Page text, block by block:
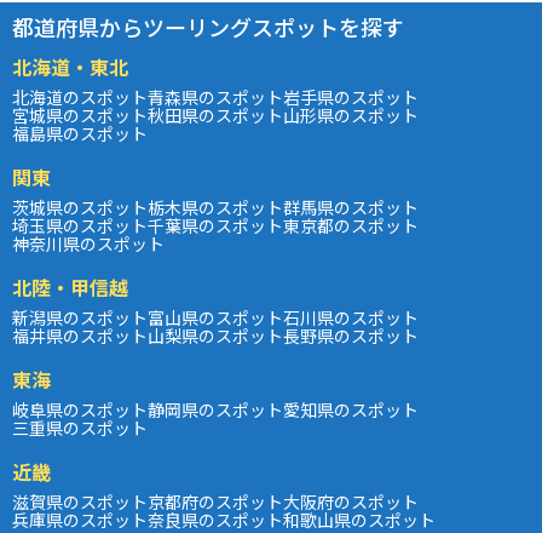
都道府県からツーリングスポットを探す
北海道・東北
北海道のスポット青森県のスポット岩手県のスポット
宮城県のスポット秋田県のスポット山形県のスポット
福島県のスポット
関東
茨城県のスポット栃木県のスポット群馬県のスポット
埼玉県のスポット千葉県のスポット東京都のスポット
神奈川県のスポット
北陸・甲信越
新潟県のスポット富山県のスポット石川県のスポット
福井県のスポット山梨県のスポット長野県のスポット
東海
岐阜県のスポット静岡県のスポット愛知県のスポット
三重県のスポット
近畿
滋賀県のスポット京都府のスポット大阪府のスポット
兵庫県のスポット奈良県のスポット和歌山県のスポット